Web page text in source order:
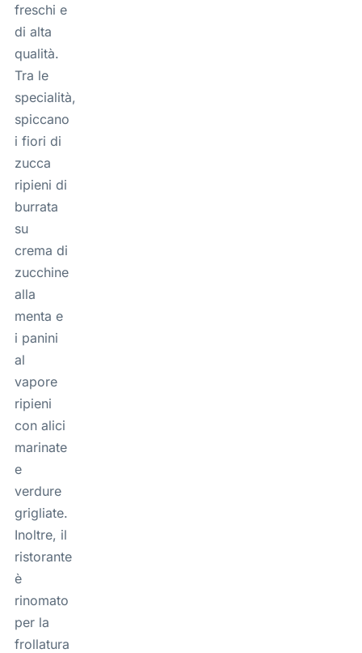
freschi e
di alta
qualità.
Tra le
specialità,
spiccano
i fiori di
zucca
ripieni di
burrata
su
crema di
zucchine
alla
menta e
i panini
al
vapore
ripieni
con alici
marinate
e
verdure
grigliate.
Inoltre, il
ristorante
è
rinomato
per la
frollatura